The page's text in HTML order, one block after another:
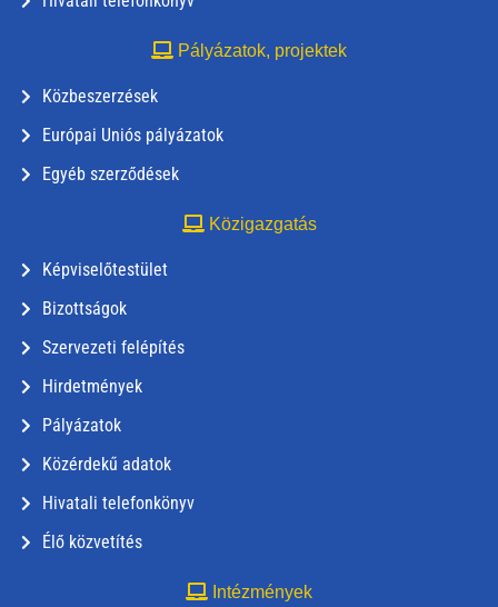
Pályázatok, projektek
Közbeszerzések
Európai Uniós pályázatok
Egyéb szerződések
Közigazgatás
Képviselőtestület
Bizottságok
Szervezeti felépítés
Hirdetmények
Pályázatok
Közérdekű adatok
Hivatali telefonkönyv
Élő közvetítés
Intézmények